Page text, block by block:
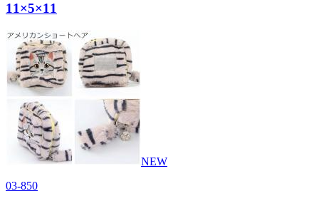
11×5×11
NEW
03-850